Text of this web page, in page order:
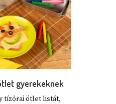
gyerekeknek
tízórai ötlet listát,